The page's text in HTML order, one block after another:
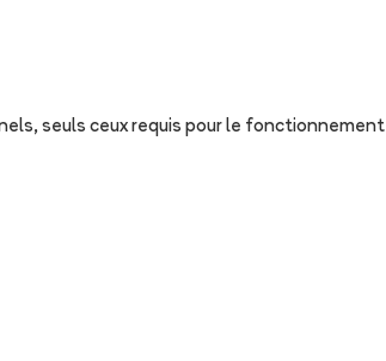
seuls ceux requis pour le fonctionnement